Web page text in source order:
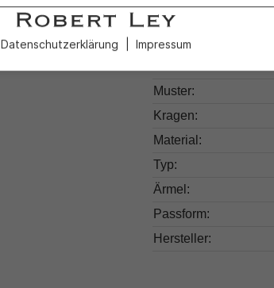
Produktnummer:
Muster:
Kragen:
Material:
Typ:
Ärmel:
Passform:
Hersteller:
Datenschutzerklärung Impressum